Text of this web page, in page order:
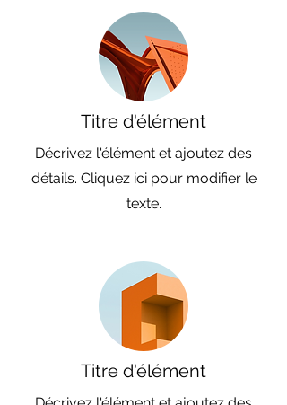
Titre d'élément
Décrivez l'élément et ajoutez des
détails. Cliquez ici pour modifier le
texte.
Titre d'élément